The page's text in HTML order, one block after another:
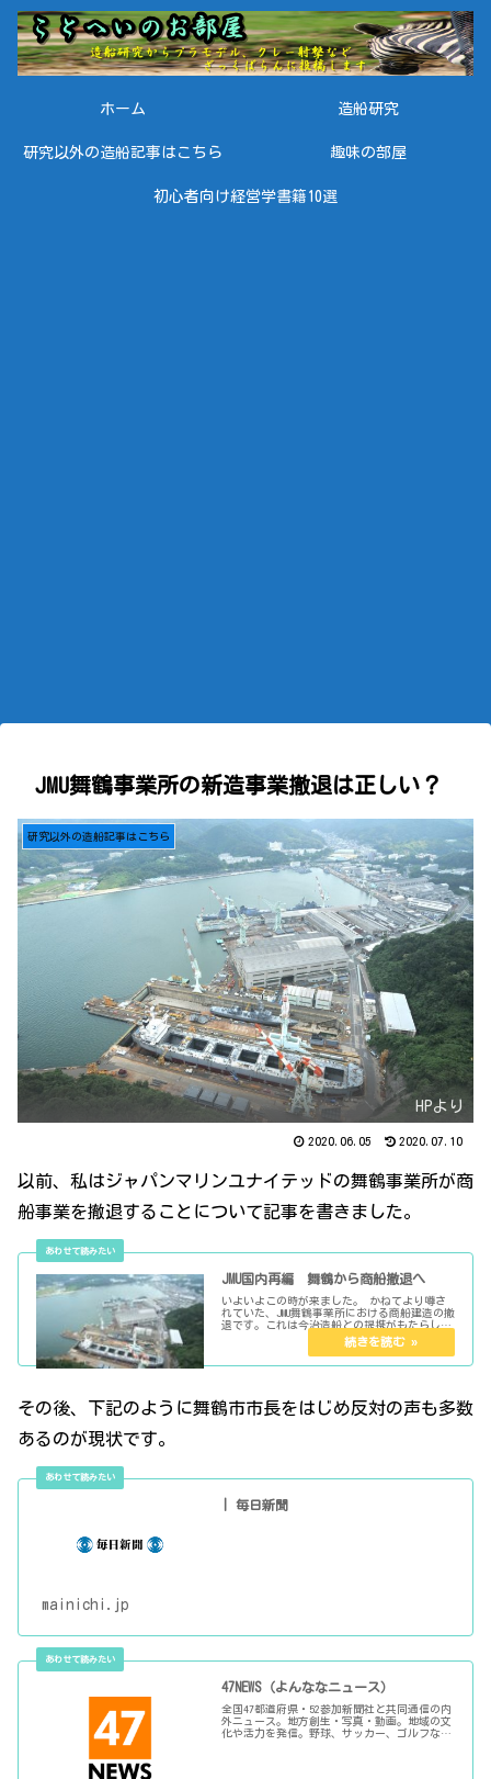
ホーム 造船研究
研究以外の造船記事はこちら 趣味の部屋
初心者向け経営学書籍10選
JMU舞鶴事業所の新造事業撤退は正しい？
研究以外の造船記事はこちら
HPより
2020.06.05 2020.07.10
以前、私はジャパンマリンユナイテッドの舞鶴事業所が商
船事業を撤退することについて記事を書きました。
JMU国内再編 舞鶴から商船撤退へ
いよいよこの時が来ました。 かねてより噂さ
れていた、JMU舞鶴事業所における商船建造の撤
退です。これは今治造船との提携がもたらした
その後、下記のように舞鶴市市長をはじめ反対の声も多数
あるのが現状です。
| 毎日新聞
mainichi.jp
47NEWS（よんななニュース）
全国47都道府県・52参加新聞社と共同通信の内
外ニュース。地方創生・写真・動画。地域の文
化や活力を発信。野球、サッカー、ゴルフなど